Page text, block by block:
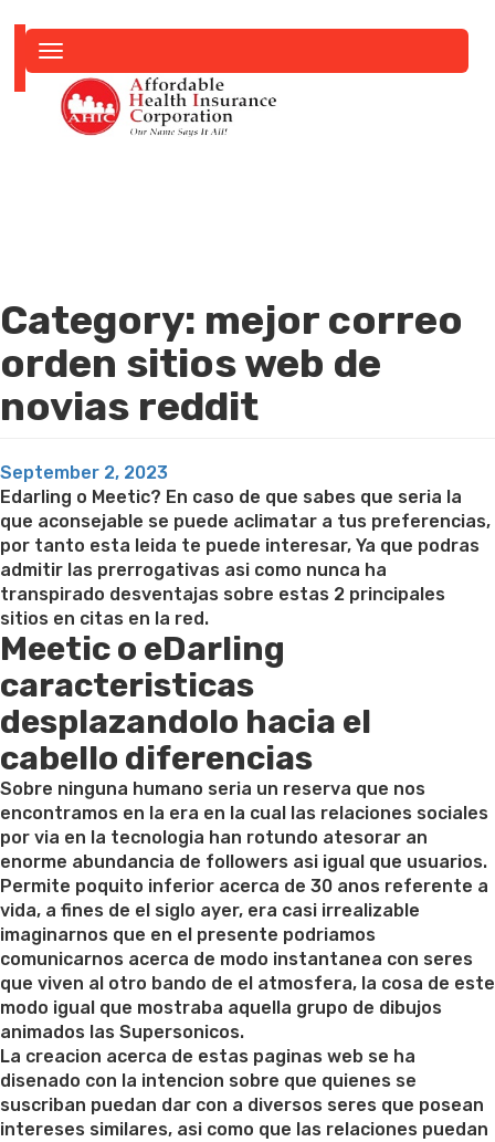
navigation
Category: mejor correo
orden sitios web de
novias reddit
Posted
on
September 2, 2023
Edarling o Meetic? En caso de que sabes que seria la
que aconsejable se puede aclimatar a tus preferencias,
por tanto esta leida te puede interesar, Ya que podras
admitir las prerrogativas asi como nunca ha
transpirado desventajas sobre estas 2 principales
sitios en citas en la red.
Meetic o eDarling
caracteristicas
desplazandolo hacia el
cabello diferencias
Sobre ninguna humano seria un reserva que nos
encontramos en la era en la cual las relaciones sociales
por via en la tecnologia han rotundo atesorar an
enorme abundancia de followers asi igual que usuarios.
Permite poquito inferior acerca de 30 anos referente a
vida, a fines de el siglo ayer, era casi irrealizable
imaginarnos que en el presente podriamos
comunicarnos acerca de modo instantanea con seres
que viven al otro bando de el atmosfera, la cosa de este
modo igual que mostraba aquella grupo de dibujos
animados las Supersonicos.
La creacion acerca de estas paginas web se ha
disenado con la intencion sobre que quienes se
suscriban puedan dar con a diversos seres que posean
intereses similares, asi como que las relaciones puedan